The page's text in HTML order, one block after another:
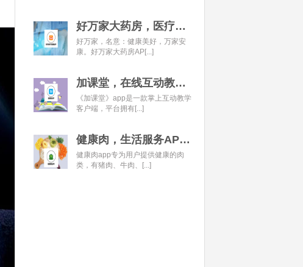
好万家大药房，医疗健康APP开发经典案例
好万家，名意：健康美好，万家安
康。好万家大药房AP[...]
加课堂，在线互动教育APP经典案例
《加课堂》app是一款掌上互动教学
客户端，平台拥有[...]
健康肉，生活服务APP开发经典案例
健康肉app专为用户提供健康的肉
类，有猪肉、牛肉、[...]